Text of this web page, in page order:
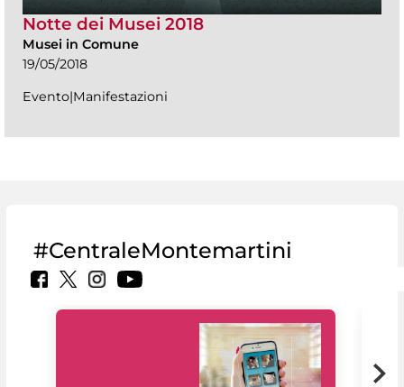
Notte dei Musei 2018
Musei in Comune
19/05/2018
Evento|Manifestazioni
#CentraleMontemartini